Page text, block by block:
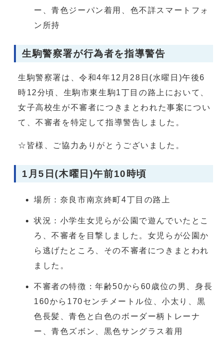
ー、青色ジーパン着用、色不詳スマートフォ
ン所持
生駒警察署が行為者を指導警告
生駒警察署は、令和4年12月28日(水曜日)午後6
時12分頃、生駒市東生駒1丁目の路上において、
女子高校生が不審者につきまとわれた事案につい
て、不審者を特定して指導警告しました。
☆皆様、ご協力ありがとうございました。
1月5日(木曜日)午前10時頃
場所：奈良市南京終町4丁目の路上
状況：小学生女児らが公園で遊んでいたとこ
ろ、不審者を目撃しました。女児らが公園か
ら逃げたところ、その不審者につきまとわれ
ました。
不審者の特徴：年齢50から60歳位の男、身長
160から170センチメートル位、小太り、黒
色長髪、青色と白色のボーダー柄トレーナ
ー、青色ズボン、黒色サングラス着用